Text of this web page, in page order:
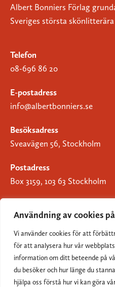
Användning av cookies
Vi använder cookies för att
för att analysera hur vår
information om ditt beteende på
du besöker och hur länge du
hjälpa oss förstå hur vi kan göra
Albert Bonniers Förlag
Sveriges största
Telefon
08-696 86 20
E-postadress
info@albertbonniers.se
Besöksadress
Sveavägen 56, Stockholm
Postadress
Box 3159, 103 63 Stockholm
Om